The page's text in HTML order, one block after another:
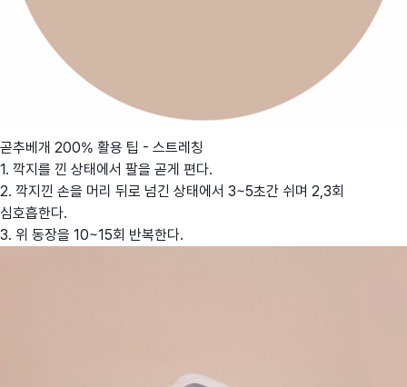
곧추베개 200% 활용 팁 - 스트레칭
1. 깍지를 낀 상태에서 팔을 곧게 편다.
2. 깍지낀 손을 머리 뒤로 넘긴 상태에서 3~5초간 쉬며 2,3회
심호흡한다.
3. 위 동장을 10~15회 반복한다.